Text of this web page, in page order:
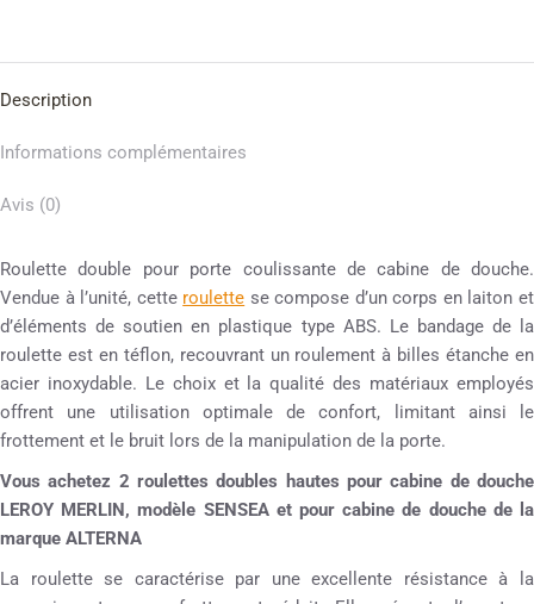
Description
Informations complémentaires
Avis (0)
Roulette double pour porte coulissante de cabine de douche.
Vendue à l’unité, cette roulette se compose d’un corps en laiton et
d’éléments de soutien en plastique type ABS. Le bandage de la
roulette est en téflon, recouvrant un roulement à billes étanche en
acier inoxydable. Le choix et la qualité des matériaux employés
offrent une utilisation optimale de confort, limitant ainsi le
frottement et le bruit lors de la manipulation de la porte.
Vous achetez 2 roulettes doubles hautes pour cabine de douche
LEROY MERLIN, modèle SENSEA et pour cabine de douche de la
marque ALTERNA
La roulette se caractérise par une excellente résistance à la